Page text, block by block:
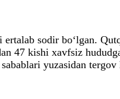
sodir bo‘lgan.
47 kishi xavfsiz
yuzasidan tergov